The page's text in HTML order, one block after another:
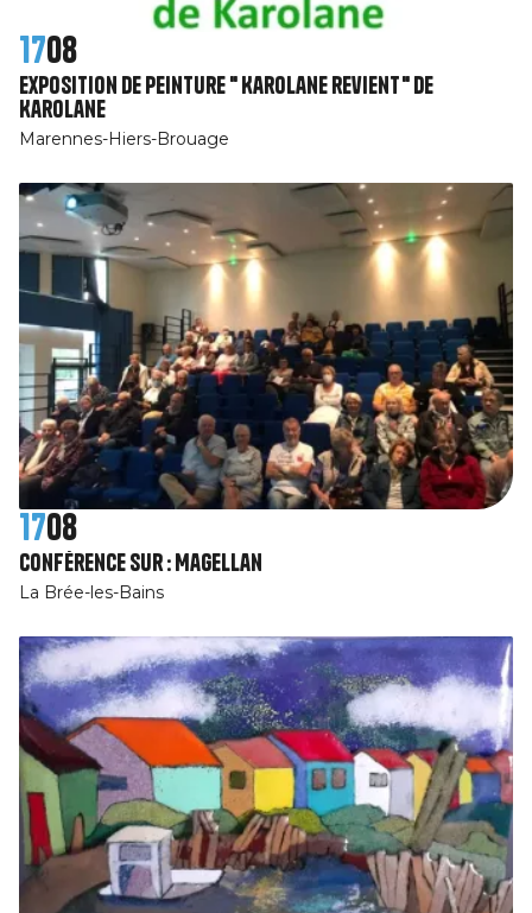
1708
exposition de peinture " Karolane revient" de
Karolane
Marennes-Hiers-Brouage
1708
Conférence sur : Magellan
La Brée-les-Bains